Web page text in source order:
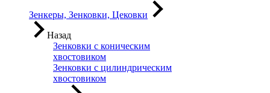
Зенкеры, Зенковки, Цековки
Назад
Зенковки с коническим
хвостовиком
Зенковки с цилиндрическим
хвостовиком